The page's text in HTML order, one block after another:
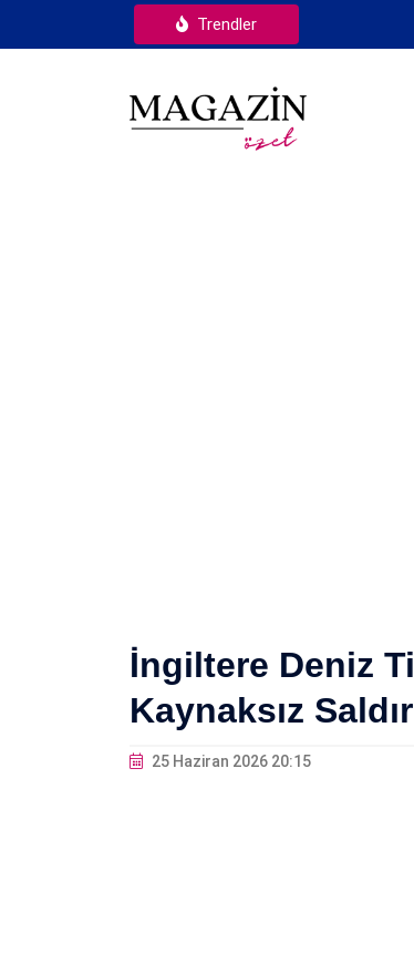
Trendler
İngiltere Deniz
Kaynaksız
25 Haziran 2026 20:15